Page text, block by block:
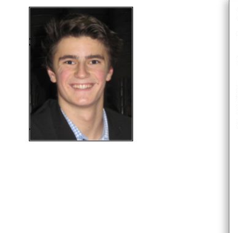
d'Ariane